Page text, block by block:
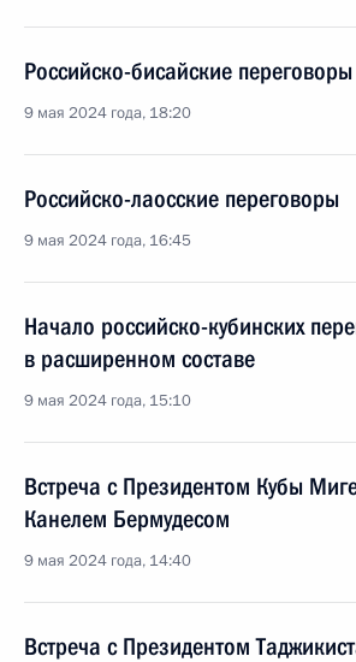
Российско-бисайские переговоры
9 мая 2024 года, 18:20
Российско-лаосские переговоры
9 мая 2024 года, 16:45
Начало российско-кубинских
в расширенном составе
9 мая 2024 года, 15:10
Встреча с Президентом Кубы
Канелем Бермудесом
9 мая 2024 года, 14:40
Встреча с Президентом